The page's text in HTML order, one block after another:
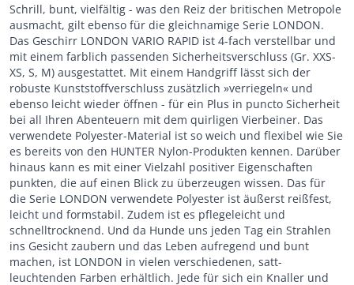
Schrill, bunt, vielfältig - was den Reiz der britischen Metropole
ausmacht, gilt ebenso für die gleichnamige Serie LONDON.
Das Geschirr LONDON VARIO RAPID ist 4-fach verstellbar und
mit einem farblich passenden Sicherheitsverschluss (Gr. XXS-
XS, S, M) ausgestattet. Mit einem Handgriff lässt sich der
robuste Kunststoffverschluss zusätzlich »verriegeln« und
ebenso leicht wieder öffnen - für ein Plus in puncto Sicherheit
bei all Ihren Abenteuern mit dem quirligen Vierbeiner. Das
verwendete Polyester-Material ist so weich und flexibel wie Sie
es bereits von den HUNTER Nylon-Produkten kennen. Darüber
hinaus kann es mit einer Vielzahl positiver Eigenschaften
punkten, die auf einen Blick zu überzeugen wissen. Das für
die Serie LONDON verwendete Polyester ist äußerst reißfest,
leicht und formstabil. Zudem ist es pflegeleicht und
schnelltrocknend. Und da Hunde uns jeden Tag ein Strahlen
ins Gesicht zaubern und das Leben aufregend und bunt
machen, ist LONDON in vielen verschiedenen, satt-
leuchtenden Farben erhältlich. Jede für sich ein Knaller und